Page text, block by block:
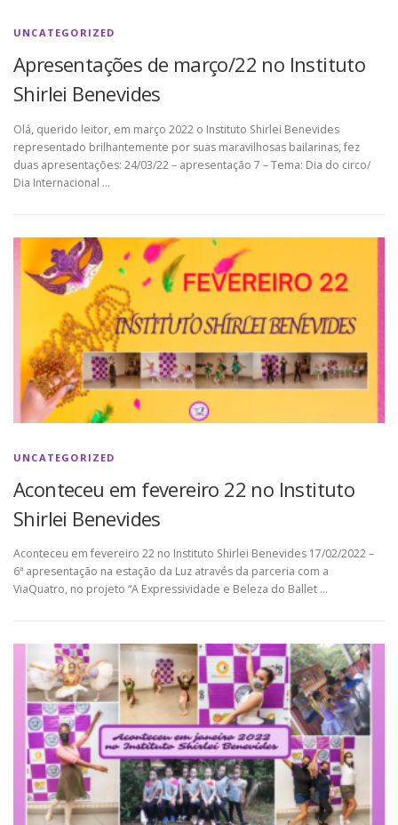
UNCATEGORIZED
Apresentações de março/22 no Instituto
Shirlei Benevides
Olá, querido leitor, em março 2022 o Instituto Shirlei Benevides
representado brilhantemente por suas maravilhosas bailarinas, fez
duas apresentações: 24/03/22 – apresentação 7 – Tema: Dia do circo/
Dia Internacional …
UNCATEGORIZED
Aconteceu em fevereiro 22 no Instituto
Shirlei Benevides
Aconteceu em fevereiro 22 no Instituto Shirlei Benevides 17/02/2022 –
6ª apresentação na estação da Luz através da parceria com a
ViaQuatro, no projeto “A Expressividade e Beleza do Ballet …